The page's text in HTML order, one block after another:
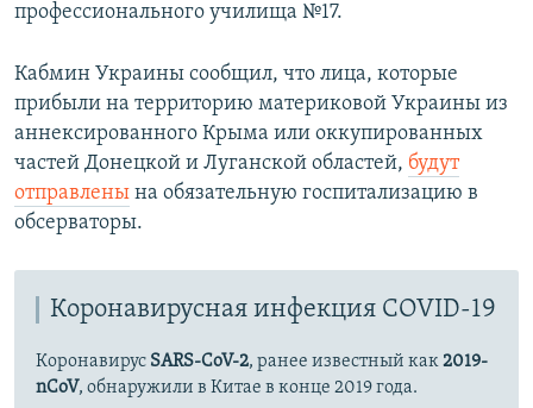
профессионального училища №17.
Кабмин Украины сообщил, что лица, которые
прибыли на территорию материковой Украины из
аннексированного Крыма или оккупированных
частей Донецкой и Луганской областей, будут
отправлены на обязательную госпитализацию в
обсерваторы.
Коронавирусная инфекция COVID-19
Коронавирус SARS-CoV-2, ранее известный как2019-
nCoV, обнаружили в Китае в конце 2019 года.